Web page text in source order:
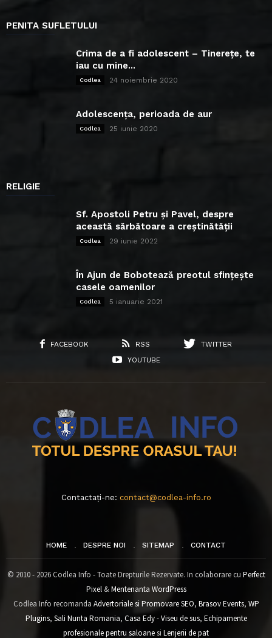
PENITA SUFLETULUI
Crima de a fi adolescent – Tinerețe, te
iau cu mine...
Codlea 24 noiembrie 2020
Adolescența, perioada de aur
Codlea 25 iunie 2020
RELIGIE
Sf. Apostoli Petru și Pavel, despre
această sărbătoare a creștinătății
Codlea 29 iunie 2022
În Ajun de Bobotează preotul sfințește
casele oamenilor
Codlea 5 ianuarie 2021
FACEBOOK RSS
TWITTER
YOUTUBE
Contactați-ne: contact@codlea-info.ro
HOME DESPRE NOI SITEMAP CONTACT
© 2010 - 2026 Codlea Info - Toate Drepturile Rezervate. In colaborare cu Perfect
Pixel&Mentenanta WordPress
Codlea Info recomanda Advertoriale si Promovare SEO, Brasov Events, WP
Plugins, Sali Nunta Romania, Casa Edy - Viseu de sus, Echipamente
profesionale pentru saloanesi Lenjerii de pat